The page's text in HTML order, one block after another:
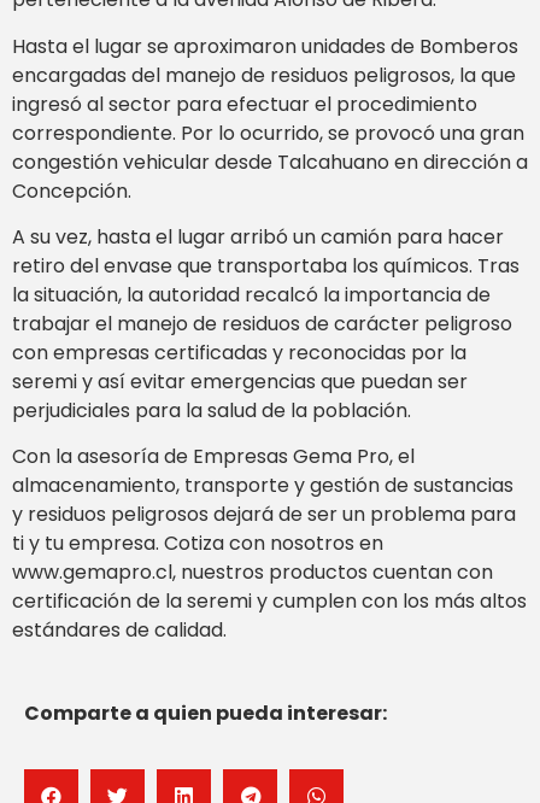
Hasta el lugar se aproximaron unidades de Bomberos
encargadas del manejo de residuos peligrosos, la que
ingresó al sector para efectuar el procedimiento
correspondiente. Por lo ocurrido, se provocó una gran
congestión vehicular desde Talcahuano en dirección a
Concepción.
A su vez, hasta el lugar arribó un camión para hacer
retiro del envase que transportaba los químicos. Tras
la situación, la autoridad recalcó la importancia de
trabajar el manejo de residuos de carácter peligroso
con empresas certificadas y reconocidas por la
seremi y así evitar emergencias que puedan ser
perjudiciales para la salud de la población.
Con la asesoría de Empresas Gema Pro, el
almacenamiento, transporte y gestión de sustancias
y residuos peligrosos dejará de ser un problema para
ti y tu empresa. Cotiza con nosotros en
www.gemapro.cl, nuestros productos cuentan con
certificación de la seremi y cumplen con los más altos
estándares de calidad.
Comparte a quien pueda interesar: